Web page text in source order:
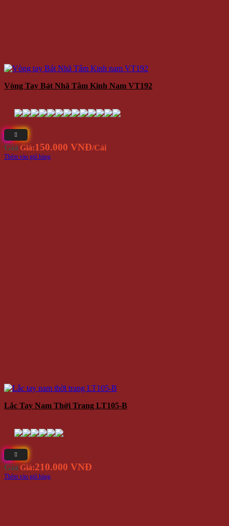
Vòng Tay Bát Nhã Tâm Kinh Nam VT192
Giá Giá:150.000 VNĐ/Cái
Thêm vào giỏ hàng
Lắc Tay Nam Thời Trang LT105-B
Giá Giá:210.000 VNĐ
Thêm vào giỏ hàng